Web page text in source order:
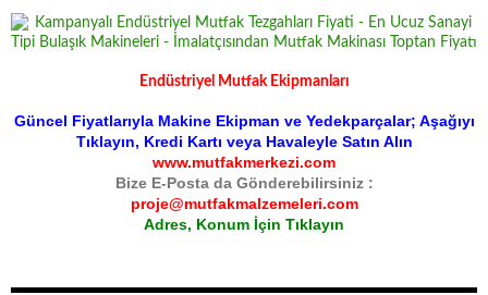
Endüstriyel Mutfak Ekipmanları
Güncel Fiyatlarıyla Makine Ekipman ve Yedekparçalar; Aşağıyı
Tıklayın, Kredi Kartı veya Havaleyle Satın Alın
www.mutfakmerkezi.com
Bize E-Posta da Gönderebilirsiniz :
proje@mutfakmalzemeleri.com
Adres, Konum İçin Tıklayın